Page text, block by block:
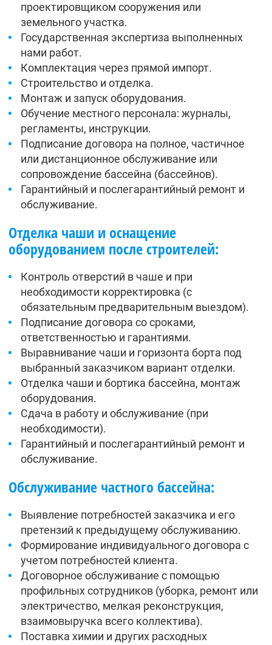
проектировщиком сооружения или
земельного участка.
Государственная экспертиза выполненных
нами работ.
Комплектация через прямой импорт.
Строительство и отделка.
Монтаж и запуск оборудования.
Обучение местного персонала: журналы,
регламенты, инструкции.
Подписание договора на полное, частичное
или дистанционное обслуживание или
сопровождение бассейна (бассейнов).
Гарантийный и послегарантийный ремонт и
обслуживание.
Отделка чаши и оснащение
оборудованием после строителей:
Контроль отверстий в чаше и при
необходимости корректировка (с
обязательным предварительным выездом).
Подписание договора со сроками,
ответственностью и гарантиями.
Выравнивание чаши и горизонта борта под
выбранный заказчиком вариант отделки.
Отделка чаши и бортика бассейна, монтаж
оборудования.
Сдача в работу и обслуживание (при
необходимости).
Гарантийный и послегарантийный ремонт и
обслуживание.
Обслуживание частного бассейна:
Выявление потребностей заказчика и его
претензий к предыдущему обслуживанию.
Формирование индивидуального договора с
учетом потребностей клиента.
Договорное обслуживание с помощью
профильных сотрудников (уборка, ремонт или
электричество, мелкая реконструкция,
взаимовыручка всего коллектива).
Поставка химии и других расходных